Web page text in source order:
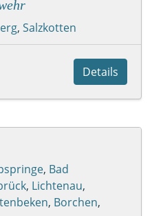
, Salzkotten
Details
, Bad
, Lichtenau,
, Borchen,